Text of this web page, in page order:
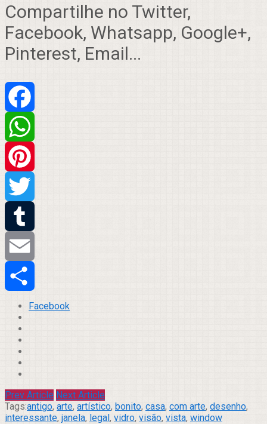
Compartilhe no Twitter,
Facebook, Whatsapp, Google+,
Pinterest, Email...
Facebook
WhatsApp
Pinterest
Twitter
Tumblr
Email
Compartilhar
Facebook
Prev Article Next Article
Tags:antigo, arte, artístico, bonito, casa, com arte, desenho,
interessante, janela, legal, vidro, visão, vista, window